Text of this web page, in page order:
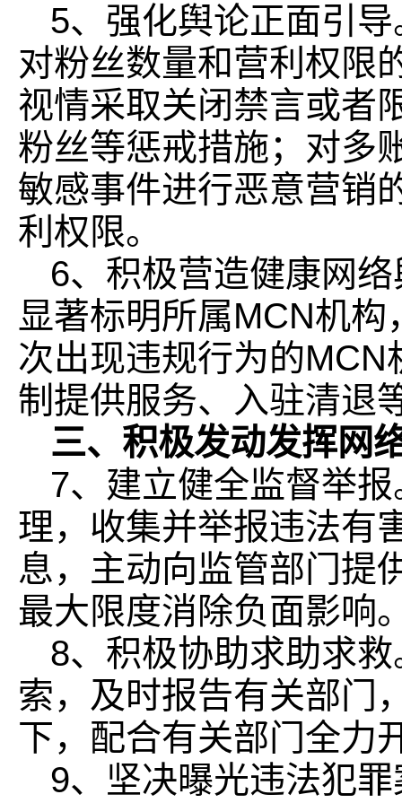
5、强化舆论正面引
对粉丝数量和营利权限
视情采取关闭禁言或者
粉丝等惩戒措施；对多
敏感事件进行恶意营销
利权限。
6、积极营造健康网
显著标明所属MCN机
次出现违规行为的
制提供服务、入驻清退
三、积极发动发挥网
7、建立健全监督举
理，收集并举报违法有
息，主动向监管部门提
最大限度消除负面影响
8、积极协助求助求
索，及时报告有关部门
下，配合有关部门全力
9、坚决曝光违法犯